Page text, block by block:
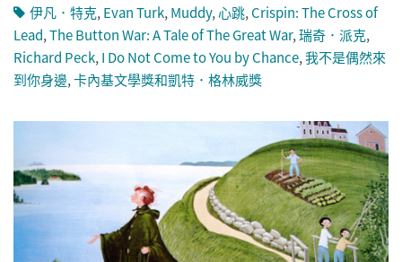
伊凡．特克, Evan Turk, Muddy,心跳,Crispin: The Cross of
Lead,The Button War: A Tale of The Great War,瑞奇．派克,
Richard Peck, I Do Not Come to You by Chance,我不是偶然來
到你身邊,卡內基文學獎和凱特．格林威獎